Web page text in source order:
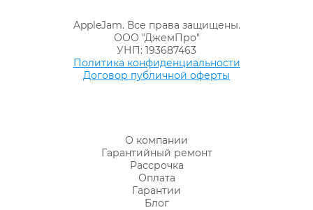
AppleJam. Все права защищены.
ООО "ДжемПро"
УНП: 193687463
Политика конфиденциальности
Договор публичной оферты
О компании
Гарантийный ремонт
Рассрочка
Оплата
Гарантии
Блог